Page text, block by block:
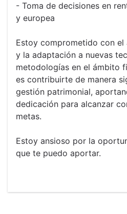
- Toma de decisiones en
y europea
Estoy comprometido con el
y la adaptación a nuevas
metodologías en el ámbito
es contribuirte de manera
gestión patrimonial,
dedicación para alcanzar
metas.
Estoy ansioso por la
que te puedo aportar.